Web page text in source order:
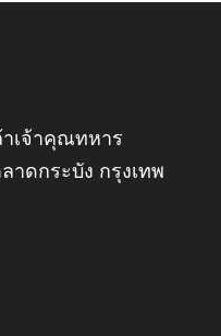
เจ้าคุณทหาร
าดกระบัง กรุงเทพ